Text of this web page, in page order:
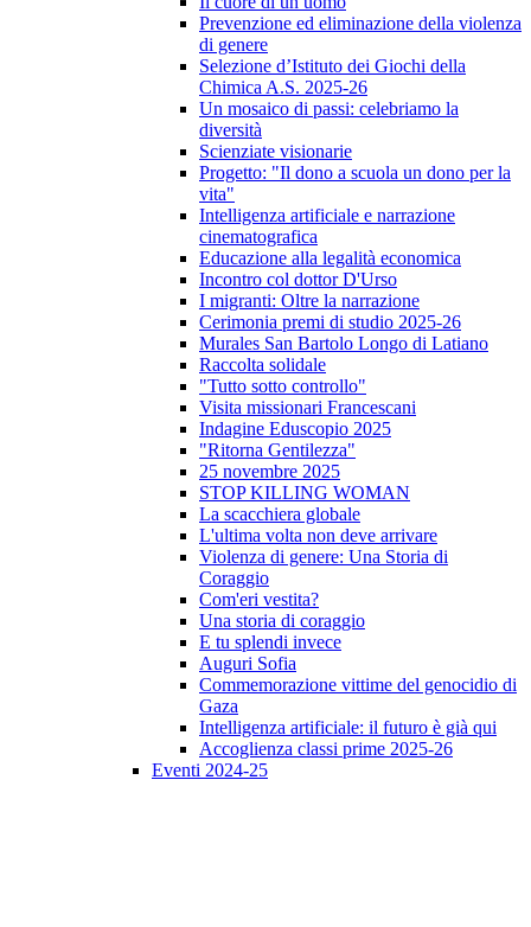
Prevenzione ed eliminazione della violenza
di genere
Selezione d’Istituto dei Giochi della
Chimica A.S. 2025-26
Un mosaico di passi: celebriamo la
diversità
Scienziate visionarie
Progetto: "Il dono a scuola un dono per la
vita"
Intelligenza artificiale e narrazione
cinematografica
Educazione alla legalità economica
Incontro col dottor D'Urso
I migranti: Oltre la narrazione
Cerimonia premi di studio 2025-26
Murales San Bartolo Longo di Latiano
Raccolta solidale
"Tutto sotto controllo"
Visita missionari Francescani
Indagine Eduscopio 2025
"Ritorna Gentilezza"
25 novembre 2025
STOP KILLING WOMAN
La scacchiera globale
L'ultima volta non deve arrivare
Violenza di genere: Una Storia di
Coraggio
Com'eri vestita?
Una storia di coraggio
E tu splendi invece
Auguri Sofia
Commemorazione vittime del genocidio di
Gaza
Intelligenza artificiale: il futuro è già qui
Accoglienza classi prime 2025-26
Eventi 2024-25